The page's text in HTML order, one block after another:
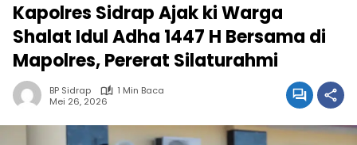
Kapolres Sidrap Ajak ki Warga
Shalat Idul Adha 1447 H Bersama di
Mapolres, Pererat Silaturahmi
BP Sidrap
1 Min Baca
Mei 26, 2026